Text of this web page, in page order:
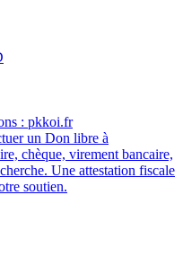
: pkkoi.fr
un Don libre à
chèque, virement bancaire,
Une attestation fiscale
soutien.